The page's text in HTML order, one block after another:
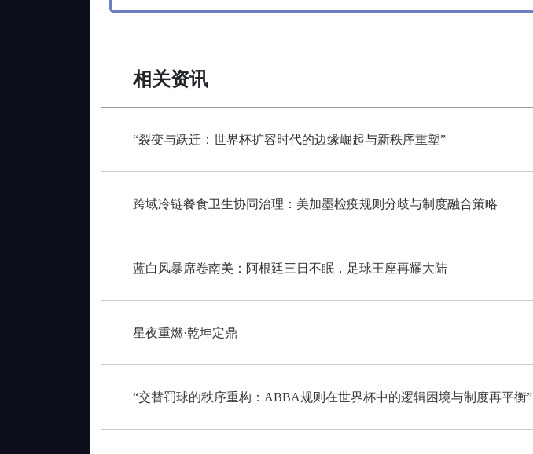
相关资讯
“裂变与跃迁：世界杯扩容时代的边缘崛起与新秩序重塑”
跨域冷链餐食卫生协同治理：美加墨检疫规则分歧与制度融合策略
蓝白风暴席卷南美：阿根廷三日不眠，足球王座再耀大陆
星夜重燃·乾坤定鼎
“交替罚球的秩序重构：ABBA规则在世界杯中的逻辑困境与制度再平衡”